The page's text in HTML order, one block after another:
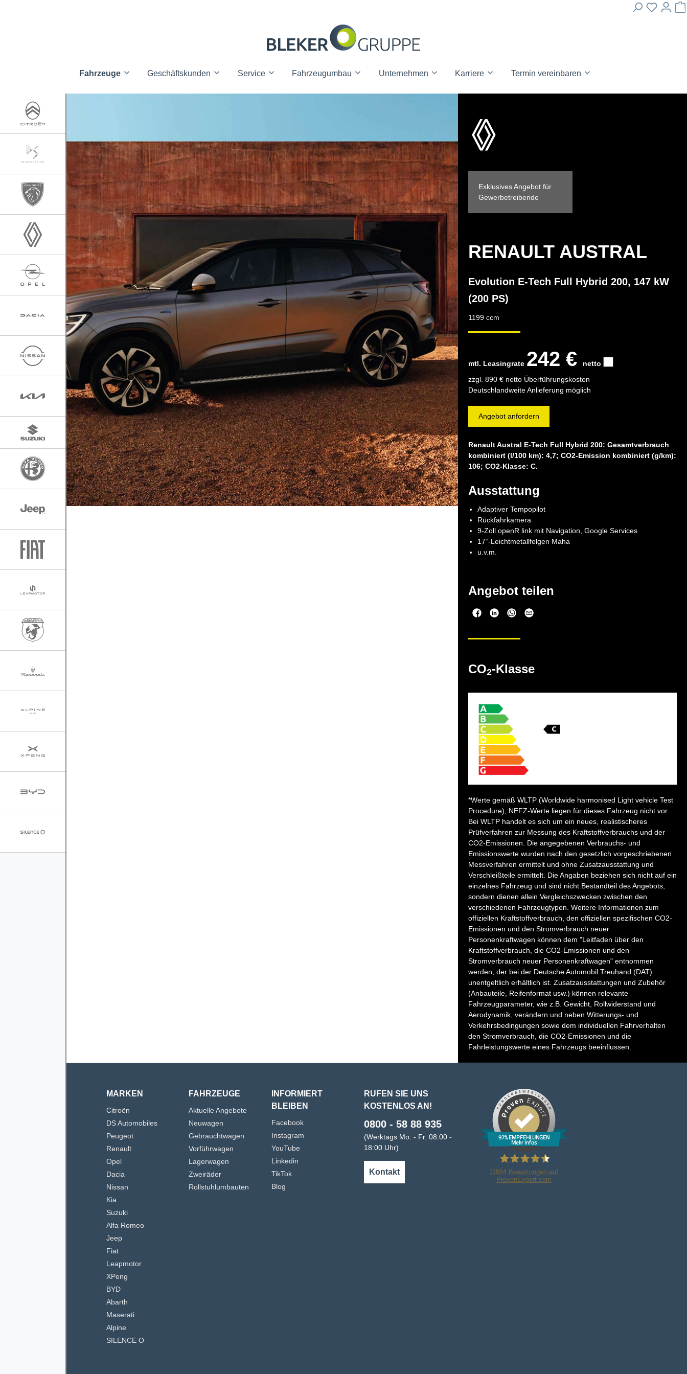
Fahrzeuge Geschäftskunden Service Fahrzeugumbau Unternehmen Karriere Termin vereinbaren
Exklusives Angebot für
Gewerbetreibende
RENAULT AUSTRAL
Evolution E-Tech Full Hybrid 200, 147 kW
(200 PS)
1199 ccm
mtl. Leasingrate 242 €
netto
zzgl. 890 € netto Überführungskosten
Deutschlandweite Anlieferung möglich
Angebot anfordern
Renault Austral E-Tech Full Hybrid 200: Gesamtverbrauch
kombiniert (l/100 km): 4,7; CO2-Emission kombiniert (g/km):
106; CO2-Klasse: C.
Ausstattung
Adaptiver Tempopilot
Rückfahrkamera
9-Zoll openR link mit Navigation, Google Services
17“-Leichtmetallfelgen Maha
u.v.m.
Angebot teilen
CO2-Klasse
*Werte gemäß WLTP (Worldwide harmonised Light vehicle Test
Procedure), NEFZ-Werte liegen für dieses Fahrzeug nicht vor.
Bei WLTP handelt es sich um ein neues, realistischeres
Prüfverfahren zur Messung des Kraftstoffverbrauchs und der
CO2-Emissionen. Die angegebenen Verbrauchs- und
Emissionswerte wurden nach den gesetzlich vorgeschriebenen
Messverfahren ermittelt und ohne Zusatzausstattung und
Verschleißteile ermittelt. Die Angaben beziehen sich nicht auf ein
einzelnes Fahrzeug und sind nicht Bestandteil des Angebots,
sondern dienen allein Vergleichszwecken zwischen den
verschiedenen Fahrzeugtypen. Weitere Informationen zum
offiziellen Kraftstoffverbrauch, den offiziellen spezifischen CO2-
Emissionen und den Stromverbrauch neuer
Personenkraftwagen können dem "Leitfaden über den
Kraftstoffverbrauch, die CO2-Emissionen und den
Stromverbrauch neuer Personenkraftwagen" entnommen
werden, der bei der Deutsche Automobil Treuhand (DAT)
unentgeltlich erhältlich ist. Zusatzausstattungen und Zubehör
(Anbauteile, Reifenformat usw.) können relevante
Fahrzeugparameter, wie z.B. Gewicht, Rollwiderstand und
Aerodynamik, verändern und neben Witterungs- und
Verkehrsbedingungen sowie dem individuellen Fahrverhalten
den Stromverbrauch, die CO2-Emissionen und die
Fahrleistungswerte eines Fahrzeugs beeinflussen.
MARKEN
Citroën
DS Automobiles
Peugeot
Renault
Opel
Dacia
Nissan
Kia
Suzuki
Alfa Romeo
Jeep
Fiat
Leapmotor
XPeng
BYD
Abarth
Maserati
Alpine
SILENCE O
FAHRZEUGE
Aktuelle Angebote
Neuwagen
Gebrauchtwagen
Vorführwagen
Lagerwagen
Zweiräder
Rollstuhlumbauten
INFORMIERT
BLEIBEN
Facebook
Instagram
YouTube
Linkedin
TikTok
Blog
RUFEN SIE UNS
KOSTENLOS AN!
0800 - 58 88 935
(Werktags Mo. - Fr. 08:00 -
18:00 Uhr)
Kontakt
97% EMPFEHLUNGEN
Mehr Infos
11954 Bewertungen auf
ProvenExpert.com